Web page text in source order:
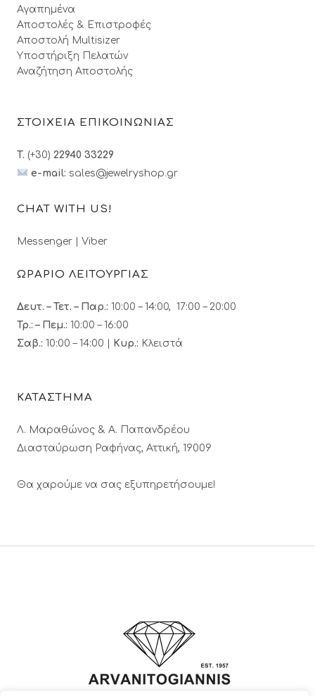
Αγαπημένα
Αποστολές & Επιστροφές
Αποστολή Multisizer
Υποστήριξη Πελατών
Αναζήτηση Αποστολής
ΣΤΟΙΧΕΙΑ ΕΠΙΚΟΙΝΩΝΙΑΣ
T. (+30) 22940 33229
e-mail: sales@jewelryshop.gr
CHAT WITH US!
Messenger Viber
ΩΡΑΡΙΟ ΛΕΙΤΟΥΡΓΙΑΣ
Δευτ. – Τετ. – Παρ.: 10:00 – 14:00, 17:00 – 20:00
Τρ.: – Πεμ.: 10:00 – 16:00
Σαβ.: 10:00 – 14:00 | Κυρ.: Κλειστά
ΚΑΤΑΣΤΗΜΑ
Λ. Μαραθώνος & A. Παπανδρέου
Διασταύρωση Ραφήνας, Αττική, 19009
Θα χαρούμε να σας εξυπηρετήσουμε!